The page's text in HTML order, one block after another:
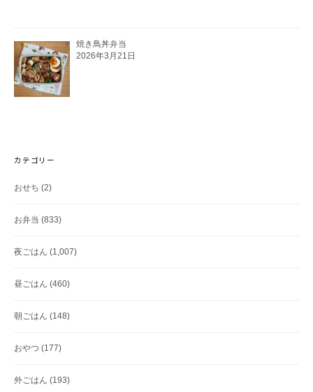
焼き鳥丼弁当
2026年3月21日
カテゴリー
おせち (2)
お弁当 (833)
夜ごはん (1,007)
昼ごはん (460)
朝ごはん (148)
おやつ (177)
外ごはん (193)